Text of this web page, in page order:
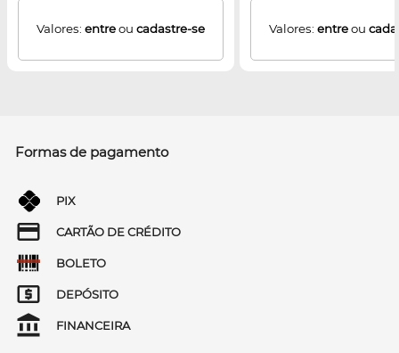
Valores: entreou cadastre-se Valores: entreou
Formas de pagamento
PIX
CARTÃO DE CRÉDITO
BOLETO
DEPÓSITO
FINANCEIRA